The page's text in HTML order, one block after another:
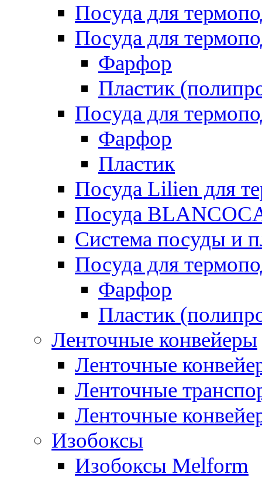
Посуда для
Посуда для
Фарфор
Пластик
Посуда для
Фарфор
Пластик
Посуда Lilien для
Посуда
Система посуды и
Посуда для
Фарфор
Пластик
Ленточные конвейеры
Ленточные
Ленточные
Ленточные
Изобоксы
Изобоксы Melform